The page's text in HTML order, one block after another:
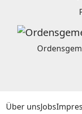
Über unsJobs